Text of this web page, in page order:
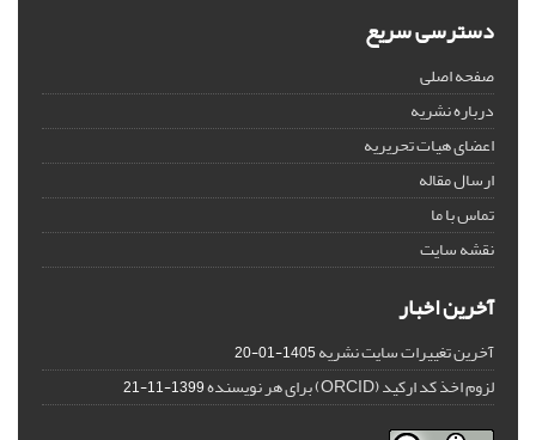
دسترسی سریع
صفحه اصلی
درباره نشریه
اعضای هیات تحریریه
ارسال مقاله
تماس با ما
نقشه سایت
آخرین اخبار
آخرین تغییرات سایت نشریه1405-01-20
لزوم اخذ کد ارکید (ORCID) برای هر نویسنده 1399-11-21